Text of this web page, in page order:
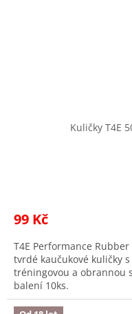
Kuličky T4E
99 Kč
T4E Performance
tvrdé kaučukové kuličky
tréningovou a obrannou
balení 10ks.